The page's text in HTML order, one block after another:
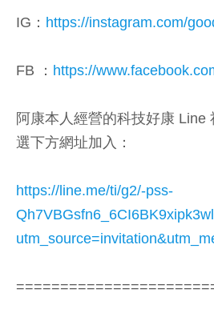
IG： https://instagram.com/
FB ： https://
阿康本人經營的科技好康 Line
選下方網址加入：
https://line.me/ti/g2/-pss-